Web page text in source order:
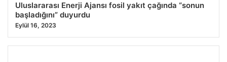
Uluslararası Enerji Ajansı fosil yakıt çağında “sonun
başladığını” duyurdu
Eylül 16, 2023